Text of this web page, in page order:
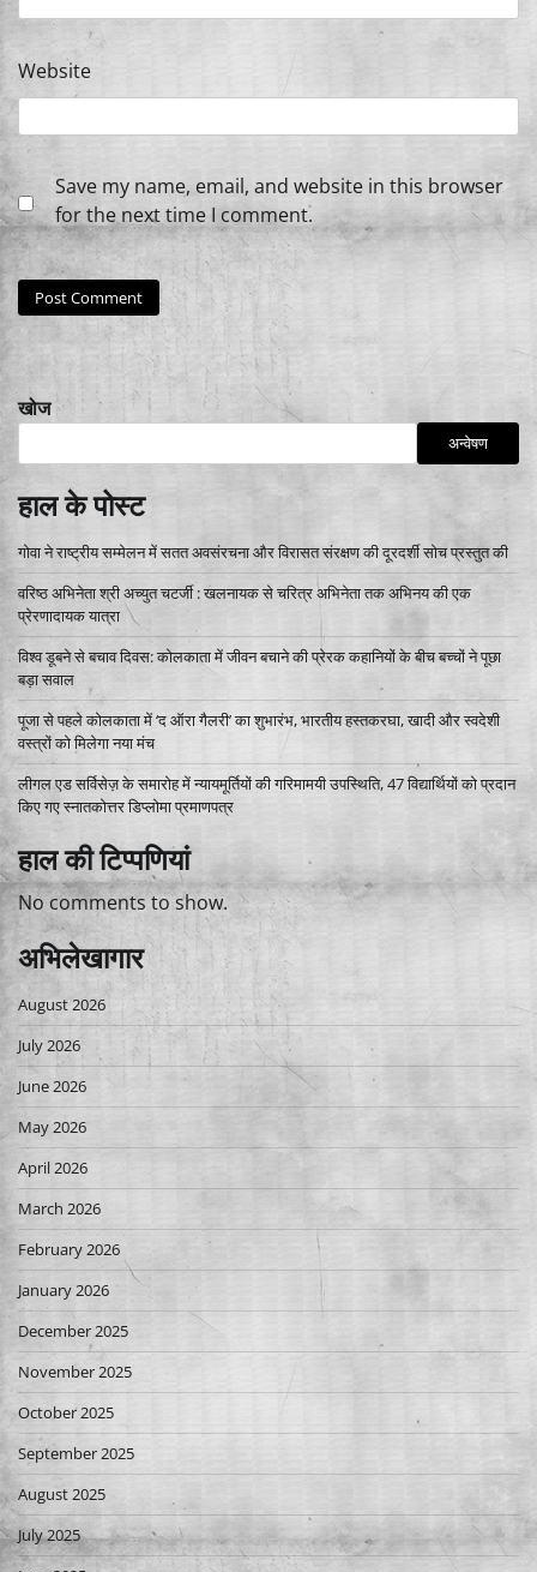
Website
Save my name, email, and website in this browser
for the next time I comment.
खोज
अन्वेषण
हाल के पोस्ट
गोवा ने राष्ट्रीय सम्मेलन में सतत अवसंरचना और विरासत संरक्षण की दूरदर्शी सोच प्रस्तुत की
वरिष्ठ अभिनेता श्री अच्युत चटर्जी : खलनायक से चरित्र अभिनेता तक अभिनय की एक
प्रेरणादायक यात्रा
विश्व डूबने से बचाव दिवस: कोलकाता में जीवन बचाने की प्रेरक कहानियों के बीच बच्चों ने पूछा
बड़ा सवाल
पूजा से पहले कोलकाता में ‘द ऑरा गैलरी’ का शुभारंभ, भारतीय हस्तकरघा, खादी और स्वदेशी
वस्त्रों को मिलेगा नया मंच
लीगल एड सर्विसेज़ के समारोह में न्यायमूर्तियों की गरिमामयी उपस्थिति, 47 विद्यार्थियों को प्रदान
किए गए स्नातकोत्तर डिप्लोमा प्रमाणपत्र
हाल की टिप्पणियां
No comments to show.
अभिलेखागार
August 2026
July 2026
June 2026
May 2026
April 2026
March 2026
February 2026
January 2026
December 2025
November 2025
October 2025
September 2025
August 2025
July 2025